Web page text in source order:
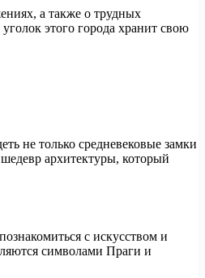
а также о трудных
этого города хранит свою
не только средневековые замки
архитектуры, который
с искусством и
символами Праги и